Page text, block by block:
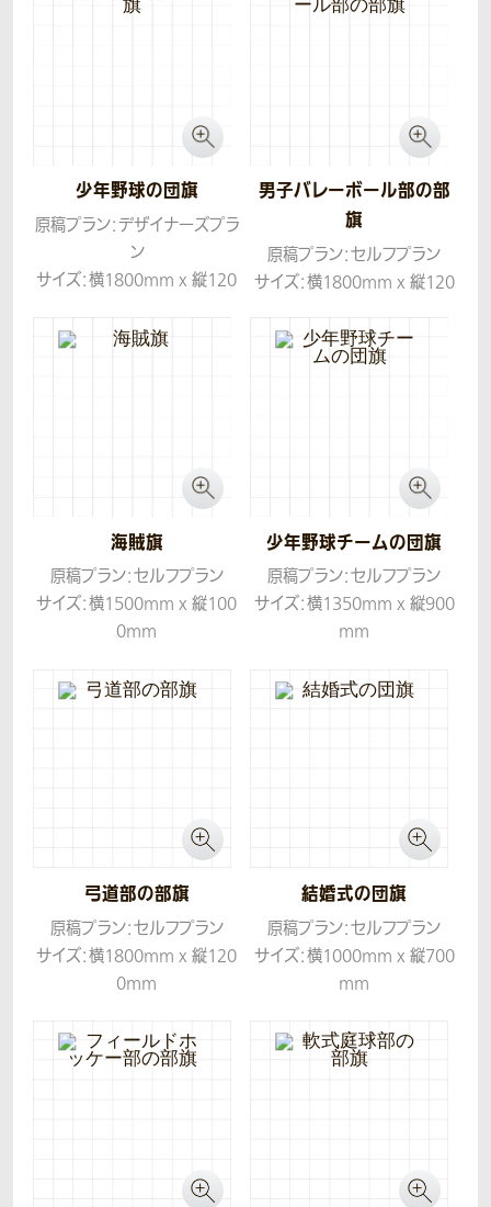
少年野球の団旗
原稿プラン：デザイナーズプラ
ン
サイズ：横1800mm x 縦120
生地：ツイル
した。少年団らしい元気さや勢
いが演出できるように、斜めの
構図にしております。
男子バレーボール部の部
旗
原稿プラン：セルフプラン
サイズ：横1800mm x 縦120
生地：ツイル
海賊旗
原稿プラン：セルフプラン
サイズ：横1500mm x 縦100
0mm
少年野球チームの団旗
原稿プラン：セルフプラン
サイズ：横1350mm x 縦900
mm
弓道部の部旗
原稿プラン：セルフプラン
サイズ：横1800mm x 縦120
0mm
結婚式の団旗
原稿プラン：セルフプラン
サイズ：横1000mm x 縦700
mm